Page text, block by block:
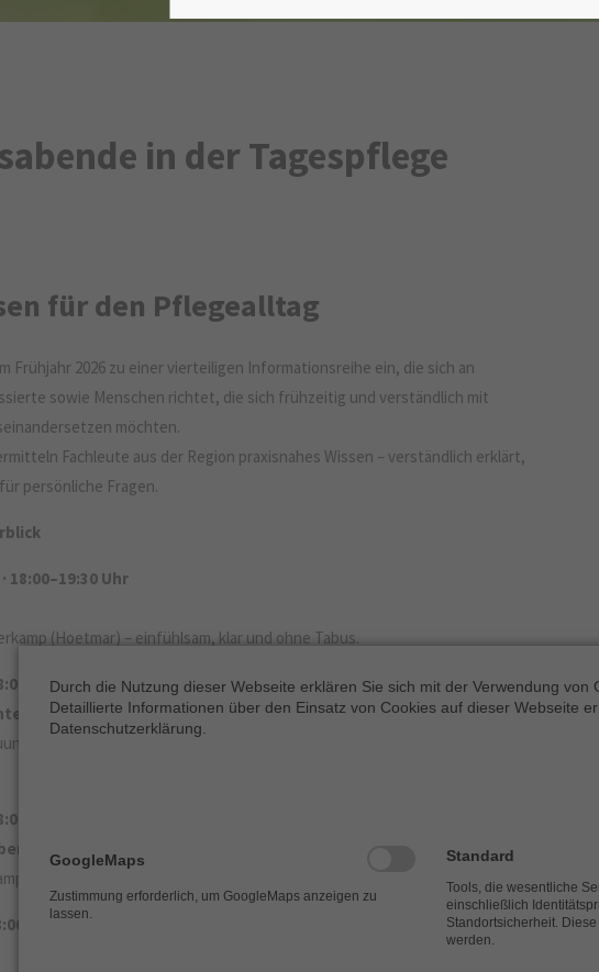
in der Tagespflege
für den Pflegealltag
Frühjahr 2026 zu einer vierteiligen Informationsreihe ein, die sich an
sowie Menschen richtet, die sich frühzeitig und verständlich mit
möchten.
Fachleute aus der Region praxisnahes Wissen – verständlich erklärt,
persönliche Fragen.
18:00–19:30 Uhr
(Hoetmar) – einfühlsam, klar und ohne Tabus.
Uhr
Innosozial, Kreis Warendorf) – damit wichtige Entscheidungen gut
Uhr
& Wechselwirkungen
– spannend, alltagsrelevant und leicht verständlich erklärt.
Uhr
Durch die Nutzung dieser Webseite erklären Sie sich mit der Verwendung von
Detaillierte Informationen über den Einsatz von Cookies auf dieser Webseite
Datenschutzerklärung.
GoogleMaps
Zustimmung erforderlich, um GoogleMaps anzeigen zu
lassen.
Standard
Tools, die wesentliche
einschließlich
Standortsicherheit.
werden.